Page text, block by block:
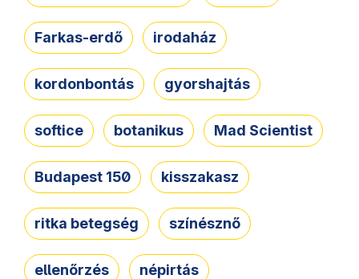
Farkas-erdő irodaház
kordonbontás gyorshajtás
softice botanikus Mad Scientist
Budapest 150 kisszakasz
ritka betegség színésznő
ellenőrzés népirtás